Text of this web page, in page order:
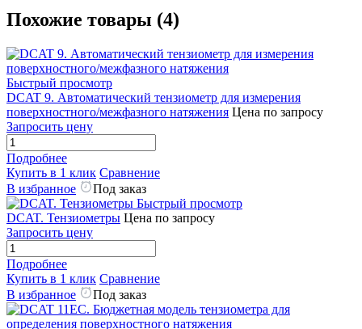
Похожие товары (4)
Быстрый просмотр
DCAT 9. Автоматический тензиометр для измерения
поверхностного/межфазного натяжения Цена по запросу
Запросить цену
Подробнее
Купить в 1 клик Сравнение
В избранное
Под заказ
Быстрый просмотр
DCAT. Тензиометры Цена по запросу
Запросить цену
Подробнее
Купить в 1 клик Сравнение
В избранное
Под заказ